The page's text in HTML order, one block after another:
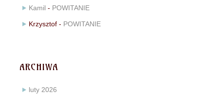
Kamil - POWITANIE
Krzysztof - POWITANIE
ARCHIWA
luty 2026